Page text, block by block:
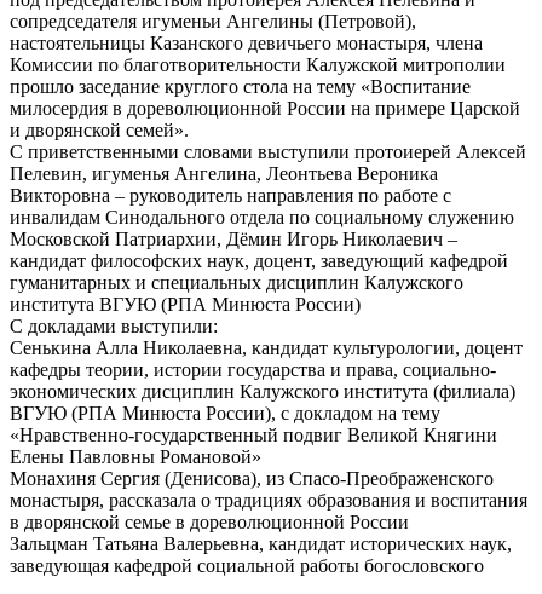
сопредседателя игуменьи Ангелины (Петровой),
настоятельницы Казанского девичьего монастыря, члена
Комиссии по благотворительности Калужской митрополии
прошло заседание круглого стола на тему «Воспитание
милосердия в дореволюционной России на примере Царской
и дворянской семей».
С приветственными словами выступили протоиерей Алексей
Пелевин, игуменья Ангелина, Леонтьева Вероника
Викторовна – руководитель направления по работе с
инвалидам Синодального отдела по социальному служению
Московской Патриархии, Дёмин Игорь Николаевич –
кандидат философских наук, доцент, заведующий кафедрой
гуманитарных и специальных дисциплин Калужского
института ВГУЮ (РПА Минюста России)
С докладами выступили:
Сенькина Алла Николаевна, кандидат культурологии, доцент
кафедры теории, истории государства и права, социально-
экономических дисциплин Калужского института (филиала)
ВГУЮ (РПА Минюста России), с докладом на тему
«Нравственно-государственный подвиг Великой Княгини
Елены Павловны Романовой»
Монахиня Сергия (Денисова), из Спасо-Преображенского
монастыря, рассказала о традициях образования и воспитания
в дворянской семье в дореволюционной России
Зальцман Татьяна Валерьевна, кандидат исторических наук,
заведующая кафедрой социальной работы богословского